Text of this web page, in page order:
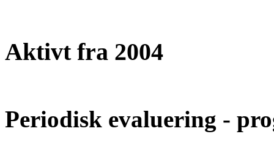
Aktivt fra 2004
Periodisk evaluering -